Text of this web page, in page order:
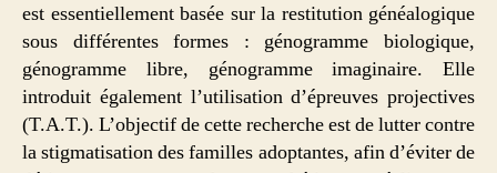
est essentiellement basée sur la restitution généalogique
sous différentes formes : génogramme biologique,
génogramme libre, génogramme imaginaire. Elle
introduit également l’utilisation d’épreuves projectives
(T.A.T.). L’objectif de cette recherche est de lutter contre
la stigmatisation des familles adoptantes, afin d’éviter de